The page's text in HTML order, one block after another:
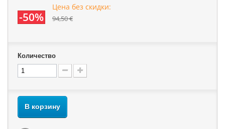
-50%
Цена без скидки:
94,50 €
Количество
В корзину